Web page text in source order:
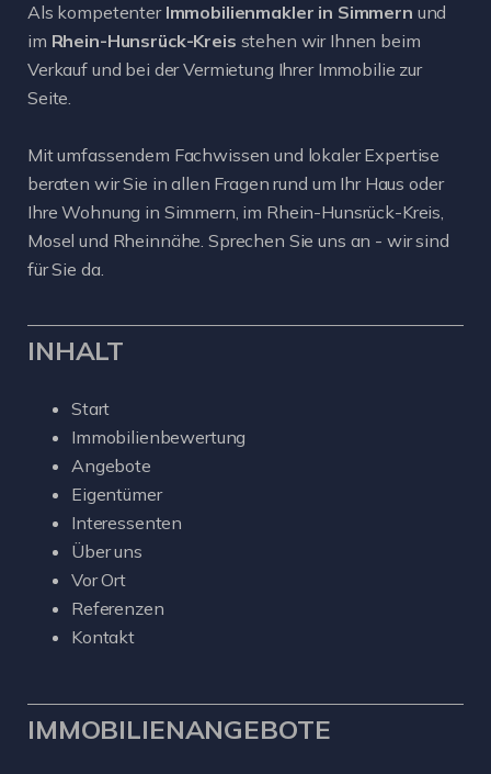
Als kompetenter Immobilienmakler in Simmern und
im Rhein-Hunsrück-Kreis stehen wir Ihnen beim
Verkauf und bei der Vermietung Ihrer Immobilie zur
Seite.
Mit umfassendem Fachwissen und lokaler Expertise
beraten wir Sie in allen Fragen rund um Ihr Haus oder
Ihre Wohnung in Simmern, im Rhein-Hunsrück-Kreis,
Mosel und Rheinnähe. Sprechen Sie uns an - wir sind
für Sie da.
INHALT
Start
Immobilienbewertung
Angebote
Eigentümer
Interessenten
Über uns
Vor Ort
Referenzen
Kontakt
IMMOBILIENANGEBOTE